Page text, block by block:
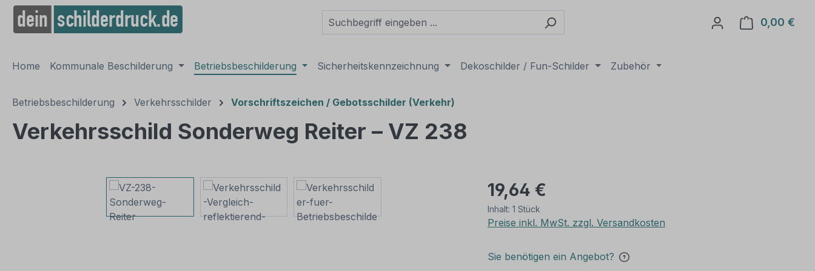
Zur Hauptnavigation springen
0,00 €
Home Kommunale Beschilderung Betriebsbeschilderung Sicherheitskennzeichnung Dekoschilder / Fun-Schilder Zubehör
Betriebsbeschilderung Verkehrsschilder Vorschriftszeichen / Gebotsschilder (Verkehr)
Verkehrsschild Sonderweg Reiter – VZ 238
Bildergalerie überspringen 19,64 €
Inhalt: 1 Stück
Preise inkl. MwSt. zzgl. Versandkosten
Sie benötigen ein Angebot?